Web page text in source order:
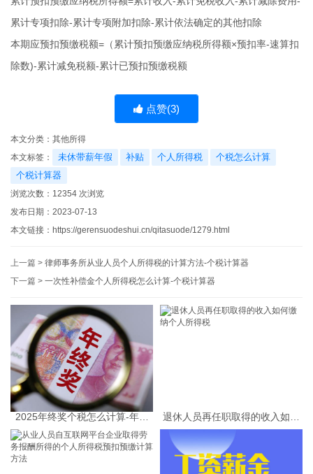
累计专项扣除-累计专项附加扣除-累计依法确定的其他扣除
本期应预扣预缴税额=（累计预扣预缴应纳税所得额×预扣率-速算扣
除数)-累计减免税额-累计已预扣预缴税额
点赞(3)
本文分类： 其他所得
本文标签：
未休带薪年假 补贴 个人所得税
个税怎么计算
个税计算器
浏览次数： 12354 次浏览
发布日期：2023-07-13
本文链接： https://gerensuodeshui.cn/qitasuode/1279.html
上一篇 > 律师事务所从业人员个人所得税的计算方法-个税计算器
下一篇 > 一次性补偿金个人所得税怎么计算-个税计算器
2025年终奖个税怎么计算-年终
退休人员再任职取得的收入如何
缴纳个人所得税